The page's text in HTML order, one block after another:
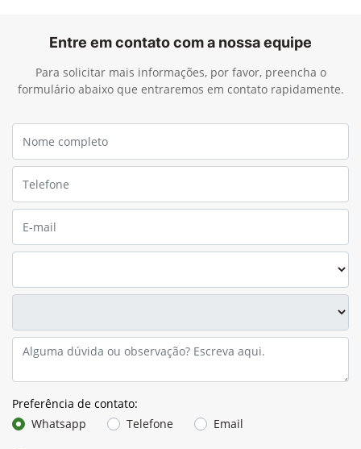
Entre em contato com a nossa equipe
Para solicitar mais informações, por favor, preencha o
formulário abaixo que entraremos em contato rapidamente.
Preferência de contato:
Whatsapp
Telefone Email